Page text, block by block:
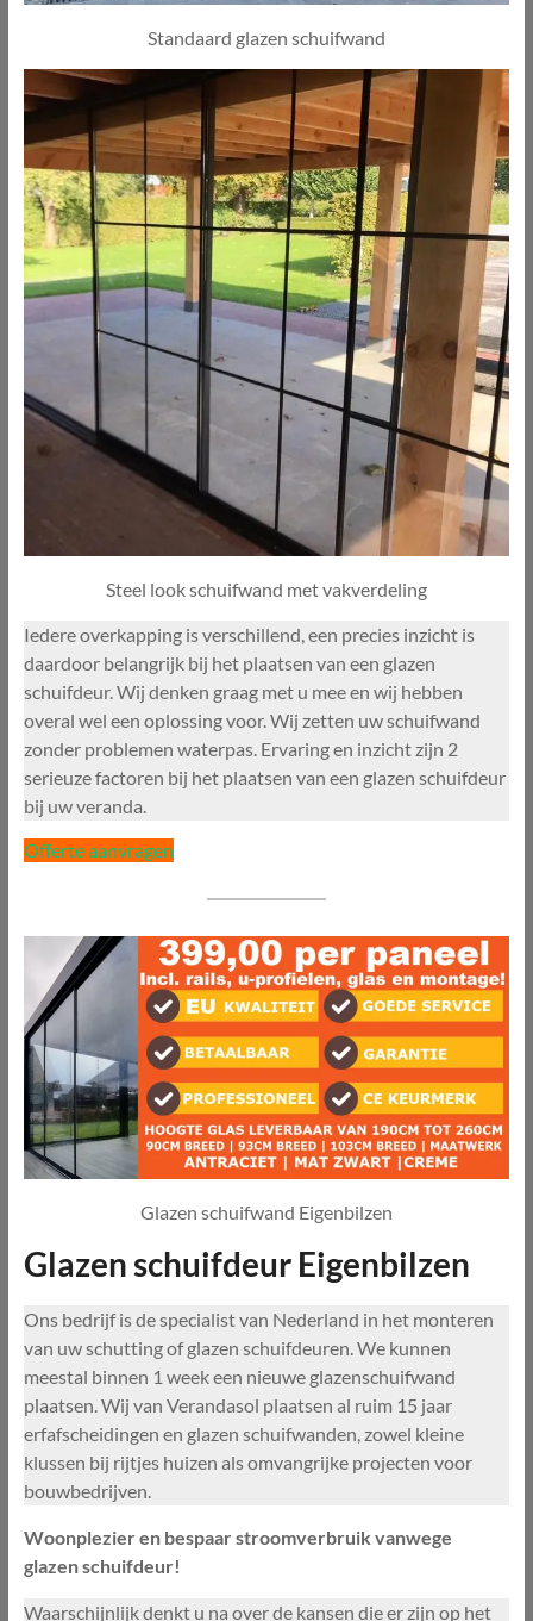
Standaard glazen schuifwand
Steel look schuifwand met vakverdeling
Iedere overkapping is verschillend, een precies inzicht is
daardoor belangrijk bij het plaatsen van een glazen
schuifdeur. Wij denken graag met u mee en wij hebben
overal wel een oplossing voor. Wij zetten uw schuifwand
zonder problemen waterpas. Ervaring en inzicht zijn 2
serieuze factoren bij het plaatsen van een glazen schuifdeur
bij uw veranda.
Offerte aanvragen
Glazen schuifwand Eigenbilzen
Glazen schuifdeur Eigenbilzen
Ons bedrijf is de specialist van Nederland in het monteren
van uw schutting of glazen schuifdeuren. We kunnen
meestal binnen 1 week een nieuwe glazenschuifwand
plaatsen. Wij van Verandasol plaatsen al ruim 15 jaar
erfafscheidingen en glazen schuifwanden, zowel kleine
klussen bij rijtjes huizen als omvangrijke projecten voor
bouwbedrijven.
Woonplezier en bespaar stroomverbruik vanwege
glazen schuifdeur!
Waarschijnlijk denkt u na over de kansen die er zijn op het